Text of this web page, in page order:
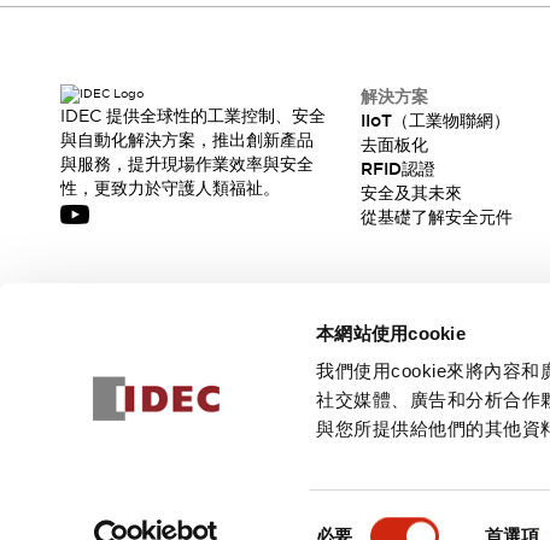
本網站使用cookie
我們使用cookie來將內容和
社交媒體、廣告和分析合作
與您所提供給他們的其他資
必要 首選項
IDEC 提供全球性的工業控制、安全
與自動化解決方案，推出創新產品
與服務，提升現場作業效率與安全
性，更致力於守護人類福祉。
解決方案
IIoT（工業物聯網）
去面板化
RFID認證
安全及其未來
從基礎了解安全元件
訂閱
隱私權政策使用條款